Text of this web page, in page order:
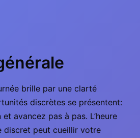
brille par une clarté
discrètes se présentent:
avancez pas à pas. L’heure
discret peut cueillir votre